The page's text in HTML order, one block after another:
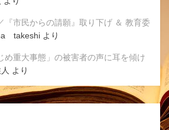
『市民からの請願』取り下げ ＆ 教育委
takeshi より
め重大事態」の被害者の声に耳を傾け
より